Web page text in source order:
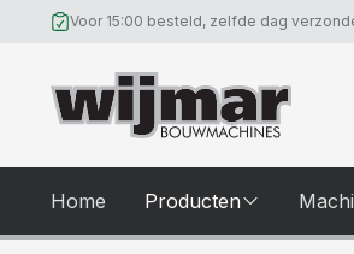
Voor 15:00 besteld, zelfde dag
Home Producten